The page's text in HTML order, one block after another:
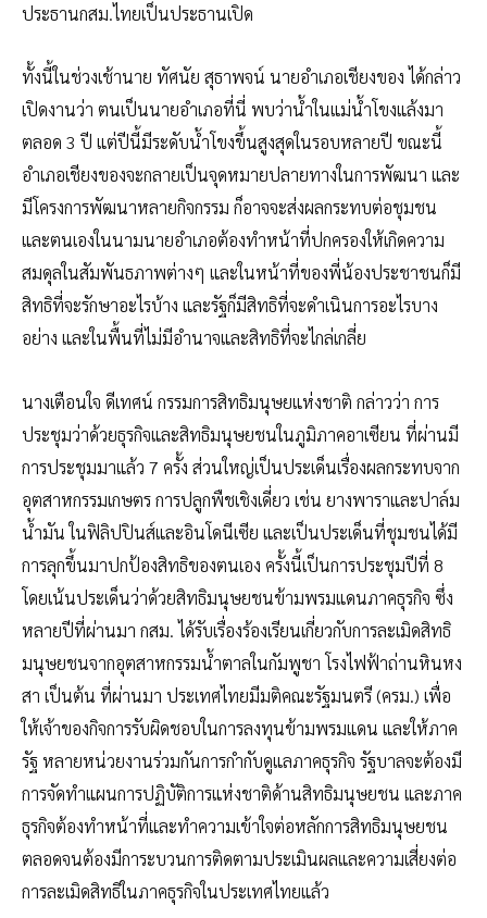
ประธานกสม.ไทยเป็นประธานเปิด
ทั้งนี้ในช่วงเช้านาย ทัศนัย สุธาพจน์ นายอำเภอเชียงของ ได้กล่าว
เปิดงานว่า ตนเป็นนายอำเภอที่นี่ พบว่าน้ำในแม่น้ำโขงแล้งมา
ตลอด 3 ปี แต่ปีนี้มีระดับน้ำโขงขึ้นสูงสุดในรอบหลายปี ขณะนี้
อำเภอเชียงของจะกลายเป็นจุดหมายปลายทางในการพัฒนา และ
มีโครงการพัฒนาหลายกิจกรรม ก็อาจจะส่งผลกระทบต่อชุมชน
และตนเองในนามนายอำเภอต้องทำหน้าที่ปกครองให้เกิดความ
สมดุลในสัมพันธภาพต่างๆ และในหน้าที่ของพี่น้องประชาชนก็มี
สิทธิที่จะรักษาอะไรบ้าง และรัฐก็มีสิทธิที่จะดำเนินการอะไรบาง
อย่าง และในพื้นที่ไม่มีอำนาจและสิทธิที่จะไกล่เกลี่ย
นางเตือนใจ ดีเทศน์ กรรมการสิทธิมนุษยแห่งชาติ กล่าวว่า การ
ประชุมว่าด้วยธุรกิจและสิทธิมนุษยชนในภูมิภาคอาเซียน ที่ผ่านมี
การประชุมมาแล้ว 7 ครั้ง ส่วนใหญ่เป็นประเด็นเรื่องผลกระทบจาก
อุตสาหกรรมเกษตร การปลูกพืชเชิงเดี่ยว เช่น ยางพาราและปาล์ม
น้ำมัน ในฟิลิปปินส์และอินโดนีเซีย และเป็นประเด็นที่ชุมชนได้มี
การลุกขึ้นมาปกป้องสิทธิของตนเอง ครั้งนี้เป็นการประชุมปีที่ 8
โดยเน้นประเด็นว่าด้วยสิทธิมนุษยชนข้ามพรมแดนภาคธุรกิจ ซึ่ง
หลายปีที่ผ่านมา กสม. ได้รับเรื่องร้องเรียนเกี่ยวกับการละเมิดสิทธิ
มนุษยชนจากอุตสาหกรรมน้ำตาลในกัมพูชา โรงไฟฟ้าถ่านหินหง
สา เป็นต้น ที่ผ่านมา ประเทศไทยมีมติคณะรัฐมนตรี (ครม.) เพื่อ
ให้เจ้าของกิจการรับผิดชอบในการลงทุนข้ามพรมแดน และให้ภาค
รัฐ หลายหน่วยงานร่วมกันการกำกับดูแลภาคธุรกิจ รัฐบาลจะต้องมี
การจัดทำแผนการปฏิบัติการแห่งชาติด้านสิทธิมนุษยชน และภาค
ธุรกิจต้องทำหน้าที่และทำความเข้าใจต่อหลักการสิทธิมนุษยชน
ตลอดจนต้องมีการะบวนการติดตามประเมินผลและความเสี่ยงต่อ
การละเมิดสิทธิในภาคธุรกิจในประเทศไทยแล้ว